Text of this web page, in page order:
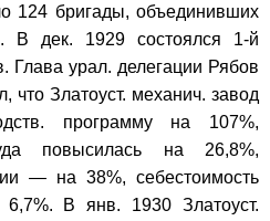
124 бригады, объединивших
В дек. 1929 состоялся 1-й
Глава урал. делегации Рябов
что Златоуст. механич. завод
программу на 107%,
повысилась на 26,8%,
— на 38%, себестоимость
6,7%. В янв. 1930 Златоуст.